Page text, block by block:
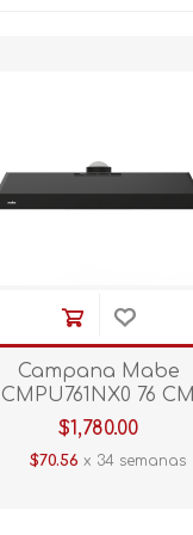
Campana Mabe
CMPU761NX0 76
Negro
$1,780.00
$70.56 x 34 semanas